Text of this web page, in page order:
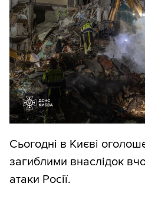
Сьогодні в Києві
загиблими внаслідок
атаки Росії.